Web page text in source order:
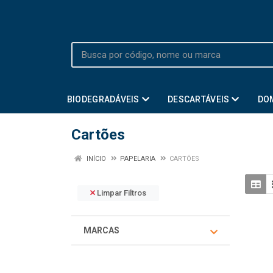
BIODEGRADÁVEIS DESCARTÁVEIS
Cartões
INÍCIO PAPELARIA CARTÕES
Limpar Filtros
MARCAS